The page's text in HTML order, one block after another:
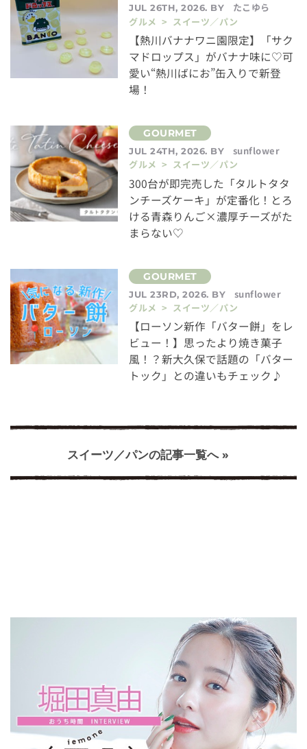
JUL 26TH, 2026. BY
たこゆら
グルメ > スイーツ／パン
【熱川バナナワニ園限定】「サク
マドロップス」がバナナ味に♡可
愛い“熱川ばにお”缶入りで新登
場！
JUL 24TH, 2026. BY
sunflower
グルメ > スイーツ／パン
300台が即完売した「タルトタタ
ンチーズケーキ」が定番化！とろ
ける青森りんご×濃厚チーズがた
まらない♡
JUL 23RD, 2026. BY
sunflower
グルメ > スイーツ／パン
【ローソン新作「バター餅」をレ
ビュー！】思ったより焼き菓子
風！？新大久保で話題の「バター
トック」との違いもチェック♪
スイーツ／パンの記事一覧へ »